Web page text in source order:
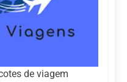
de viagem